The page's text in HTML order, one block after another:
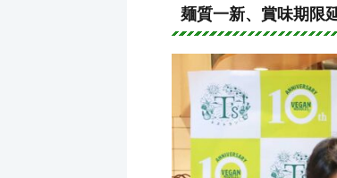
e
c
e
b
o
o
k
麺質一新、賞味期限